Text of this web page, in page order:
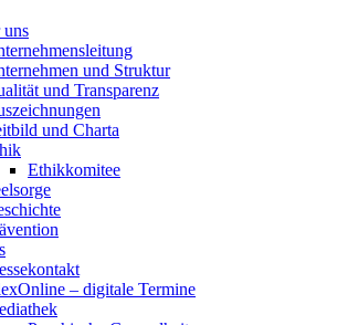
und Struktur
und Transparenz
und Charta
Ethikkomitee
– digitale Termine